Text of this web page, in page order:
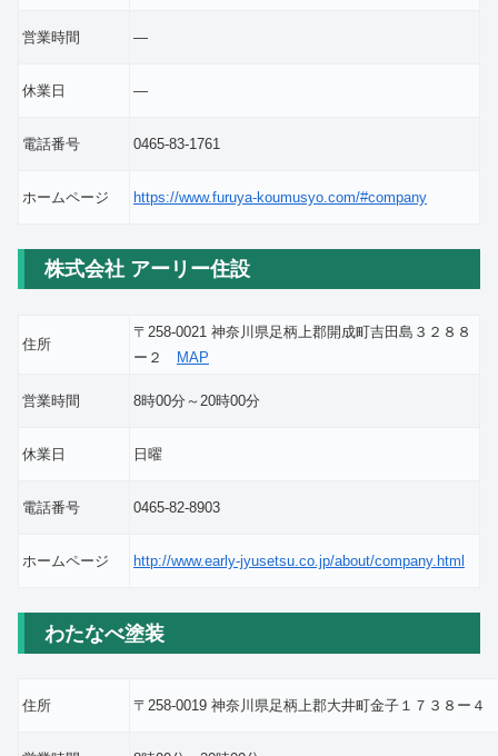
営業時間 ―
休業日 ―
電話番号 0465-83-1761
ホームページ https://www.furuya-koumusyo.com/#company
株式会社 アーリー住設
住所
〒258-0021 神奈川県足柄上郡開成町吉田島３２８８
ー２
MAP
営業時間 8時00分～20時00分
休業日 日曜
電話番号 0465-82-8903
ホームページ http://www.early-jyusetsu.co.jp/about/company.html
わたなべ塗装
住所 〒258-0019 神奈川県足柄上郡大井町金子１７３８ー